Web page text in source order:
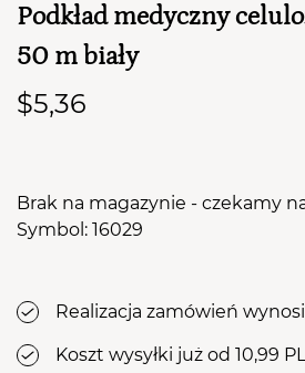
Podkład medyczny
50 m biały
$5,36
Brak na magazynie - czekamy
Symbol: 16029
Realizacja zamówień
Koszt wysyłki już od 10,99